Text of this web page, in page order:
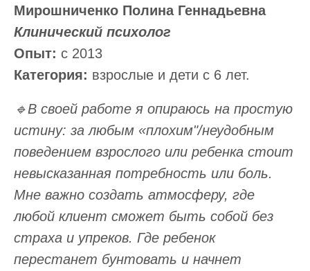
Мирошниченко Полина Геннадьевна
Клинический психолог
Опыт: с 2013
Категория: взрослые и дети с 6 лет.
🔹В своей работе я опираюсь на простую
истину: за любым «плохим"/неудобным
поведением взрослого или ребенка стоит
невысказанная потребность или боль.
Мне важно создать атмосферу, где
любой клиент сможет быть собой без
страха и упреков. Где ребенок
перестанет бунтовать и начнет